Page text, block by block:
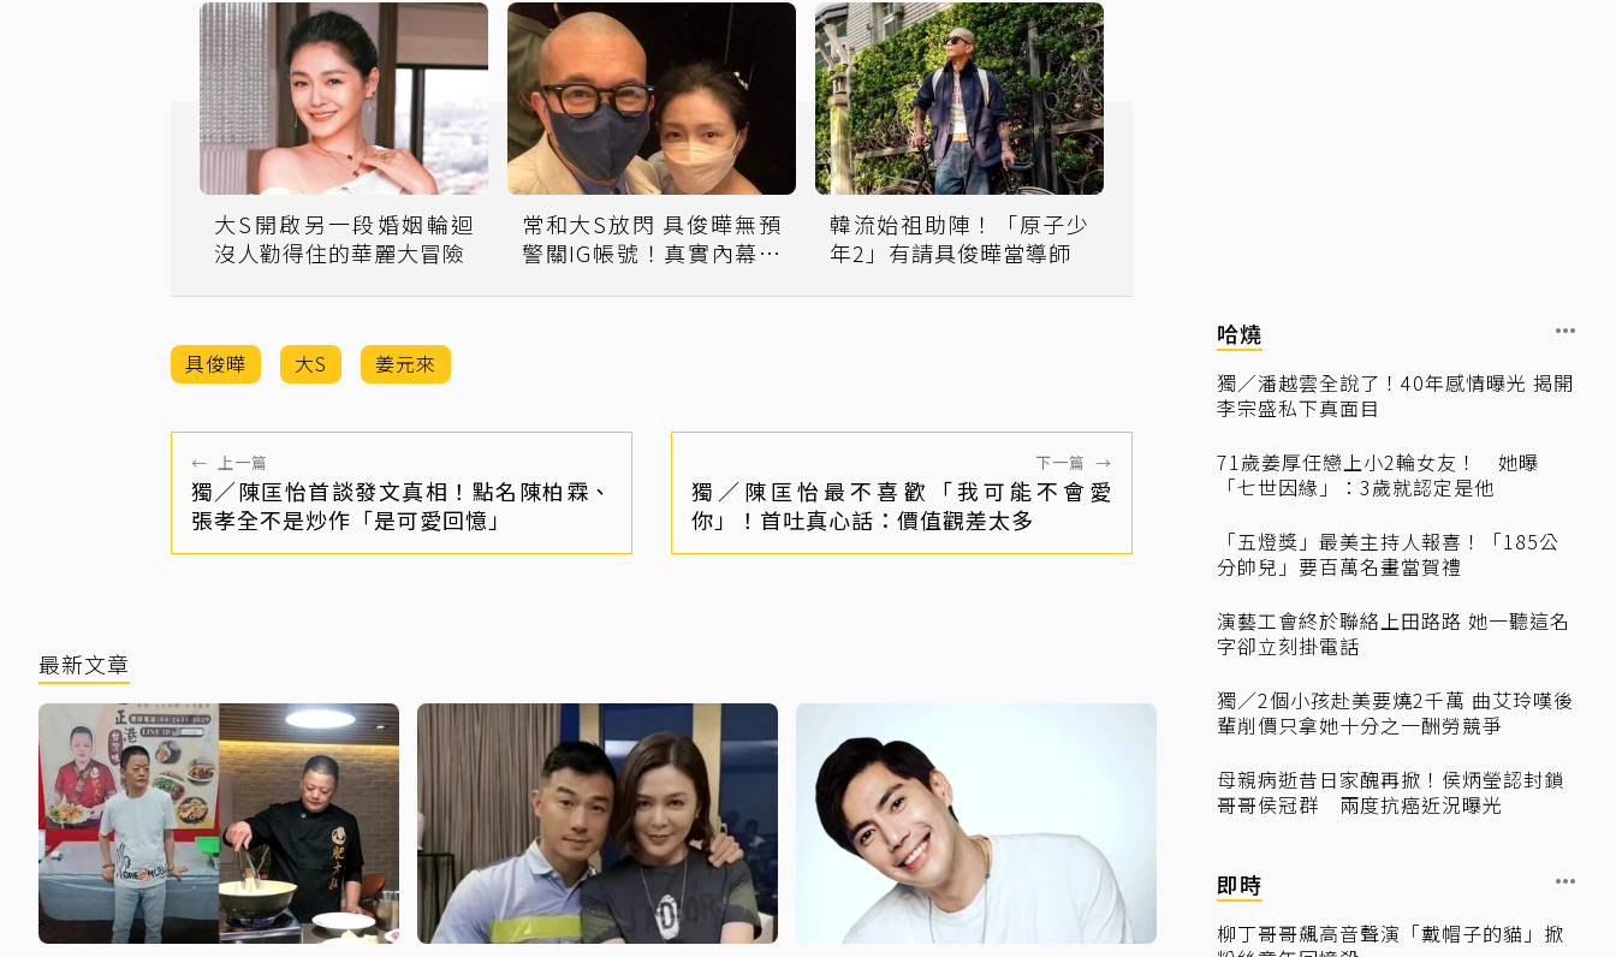
大S開啟另一段婚姻輪迴
沒人勸得住的華麗大冒險
常和大S放閃 具俊曄無預
警關IG帳號！真實內幕曝
韓流始祖助陣！「原子少
年2」有請具俊曄當導師
具俊曄 大S 姜元來
← 上一篇
獨／陳匡怡首談發文真相！點名陳柏霖、
張孝全不是炒作「是可愛回憶」
下一篇 →
獨／陳匡怡最不喜歡「我可能不會愛
你」！首吐真心話：價值觀差太多
最新文章
哈燒
獨／潘越雲全說了！40年感情曝光 揭開
李宗盛私下真面目
71歲姜厚任戀上小2輪女友！ 她曝
「七世因緣」：3歲就認定是他
「五燈獎」最美主持人報喜！「185公
分帥兒」要百萬名畫當賀禮
演藝工會終於聯絡上田路路 她一聽這名
字卻立刻掛電話
獨／2個小孩赴美要燒2千萬 曲艾玲嘆後
輩削價只拿她十分之一酬勞競爭
母親病逝昔日家醜再掀！侯炳瑩認封鎖
哥哥侯冠群 兩度抗癌近況曝光
即時
柳丁哥哥飆高音聲演「戴帽子的貓」掀